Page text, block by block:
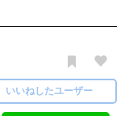
いいねしたユーザー